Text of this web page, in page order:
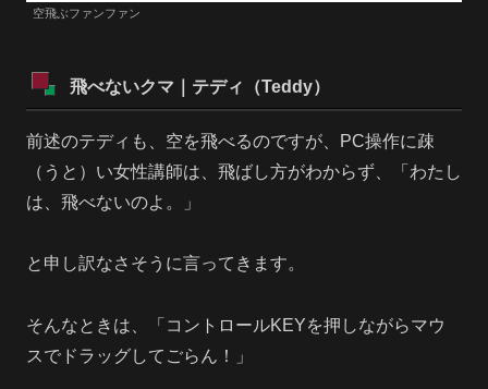
空飛ぶファンファン
飛べないクマ｜テディ（Teddy）
前述のテディも、空を飛べるのですが、PC操作に疎
（うと）い女性講師は、飛ばし方がわからず、「わたし
は、飛べないのよ。」
と申し訳なさそうに言ってきます。
そんなときは、「コントロールKEYを押しながらマウ
スでドラッグしてごらん！」